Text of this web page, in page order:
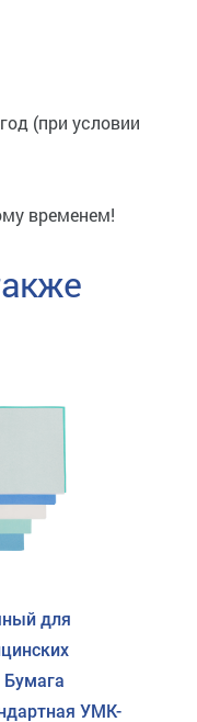
(при условии
временем!
для
УМК-